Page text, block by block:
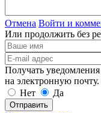
Отмена Войти и
Или продолжить без
Получать
на электронную почту.
Нет
Да
Отправить